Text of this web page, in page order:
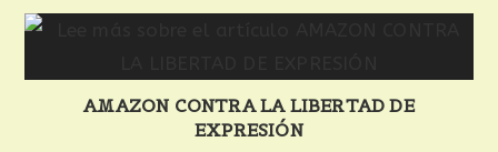
AMAZON CONTRA LA LIBERTAD DE
EXPRESIÓN